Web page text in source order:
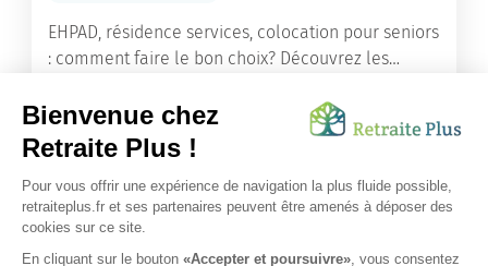
EHPAD, résidence services, colocation pour seniors
: comment faire le bon choix? Découvrez les
ainés.
Lire l'article
Vous avez besoin d’une aide de nos équipes ?
Obtenir les tarifs & disponibilités